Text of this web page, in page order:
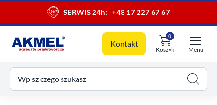
SERWIS 24h: +48 17 227 67 67
Kontakt
Koszyk
0
koszyk
Menu
Wpisz czego szukasz